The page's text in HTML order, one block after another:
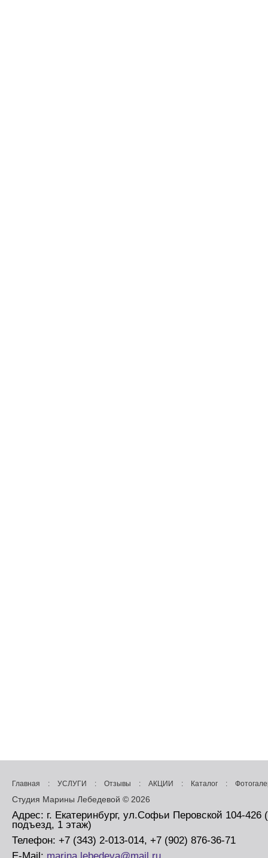
Главная : УСЛУГИ : Отзывы : АКЦИИ : Каталог :
Студия Марины Лебедевой © 2026
Адрес: г. Екатеринбург, ул.Софьи Перовской 104-426
подъезд, 1 этаж)
Телефон: +7 (343) 2-013-014, +7 (902) 876-36-71